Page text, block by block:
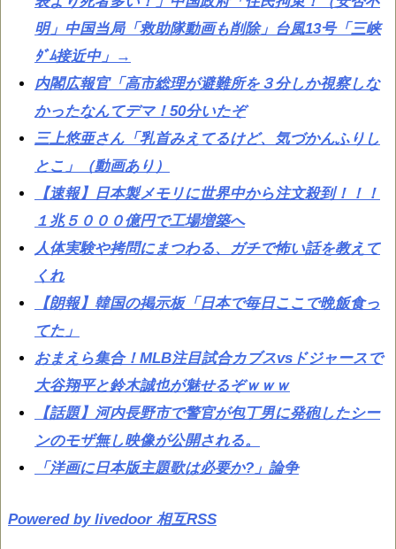
明」中国当局「救助隊動画も削除」台風13号「三峡
ﾀﾞﾑ接近中」→
内閣広報官「高市総理が避難所を３分しか視察しな
かったなんてデマ！50分いたぞ
三上悠亜さん「乳首みえてるけど、気づかんふりし
とこ」（動画あり）
【速報】日本製メモリに世界中から注文殺到！！！
１兆５０００億円で工場増築へ
人体実験や拷問にまつわる、ガチで怖い話を教えて
くれ
【朗報】韓国の掲示板「日本で毎日ここで晩飯食っ
てた」
おまえら集合！MLB注目試合カブスvsドジャースで
大谷翔平と鈴木誠也が魅せるぞｗｗｗ
【話題】河内長野市で警官が包丁男に発砲したシー
ンのモザ無し映像が公開される。
「洋画に日本版主題歌は必要か?」論争
Powered by livedoor 相互RSS